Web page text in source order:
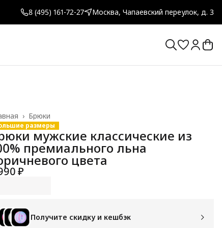
8 (495) 161-72-27 Москва, Чапаевский переулок, д. 3
Брюки
›
размеры
мужские классические из
премиального льна
цвета
₽
Получите скидку и кешбэк